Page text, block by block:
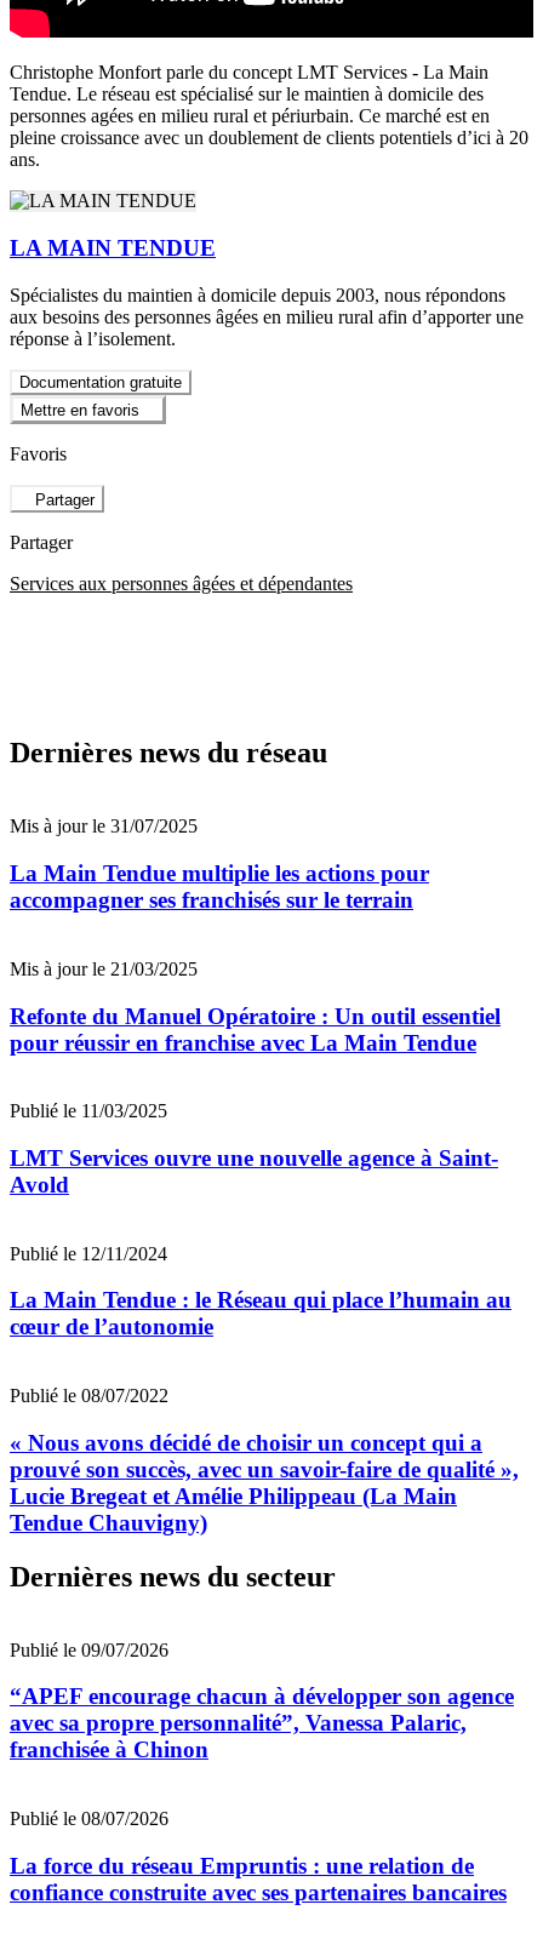
Christophe Monfort parle du concept LMT Services - La Main
Tendue. Le réseau est spécialisé sur le maintien à domicile des
personnes agées en milieu rural et périurbain. Ce marché est en
pleine croissance avec un doublement de clients potentiels d’ici à 20
ans.
LA MAIN TENDUE
Spécialistes du maintien à domicile depuis 2003, nous répondons
aux besoins des personnes âgées en milieu rural afin d’apporter une
réponse à l’isolement.
Documentation gratuite
Mettre en favoris
Favoris
Partager
Partager
Services aux personnes âgées et dépendantes
Dernières news du réseau
Mis à jour le 31/07/2025
La Main Tendue multiplie les actions pour
accompagner ses franchisés sur le terrain
Mis à jour le 21/03/2025
Refonte du Manuel Opératoire : Un outil essentiel
pour réussir en franchise avec La Main Tendue
Publié le 11/03/2025
LMT Services ouvre une nouvelle agence à Saint-
Avold
Publié le 12/11/2024
La Main Tendue : le Réseau qui place l’humain au
cœur de l’autonomie
Publié le 08/07/2022
« Nous avons décidé de choisir un concept qui a
prouvé son succès, avec un savoir-faire de qualité »,
Lucie Bregeat et Amélie Philippeau (La Main
Tendue Chauvigny)
Dernières news du secteur
Publié le 09/07/2026
“APEF encourage chacun à développer son agence
avec sa propre personnalité”, Vanessa Palaric,
franchisée à Chinon
Publié le 08/07/2026
La force du réseau Empruntis : une relation de
confiance construite avec ses partenaires bancaires